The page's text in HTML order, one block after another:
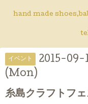
hand made
イベント
2015-09-
(Mon)
糸島クラフトフ